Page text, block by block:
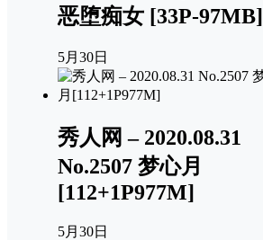
恶堕痴女 [33P-97MB]
5月30日
秀人网 – 2020.08.31
No.2507 梦心月
[112+1P977M]
5月30日